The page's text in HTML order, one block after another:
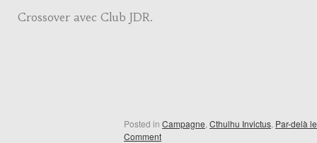
Crossover avec Club JDR.
Posted in Campagne Cthulhu Invictus Par-delà
Comment